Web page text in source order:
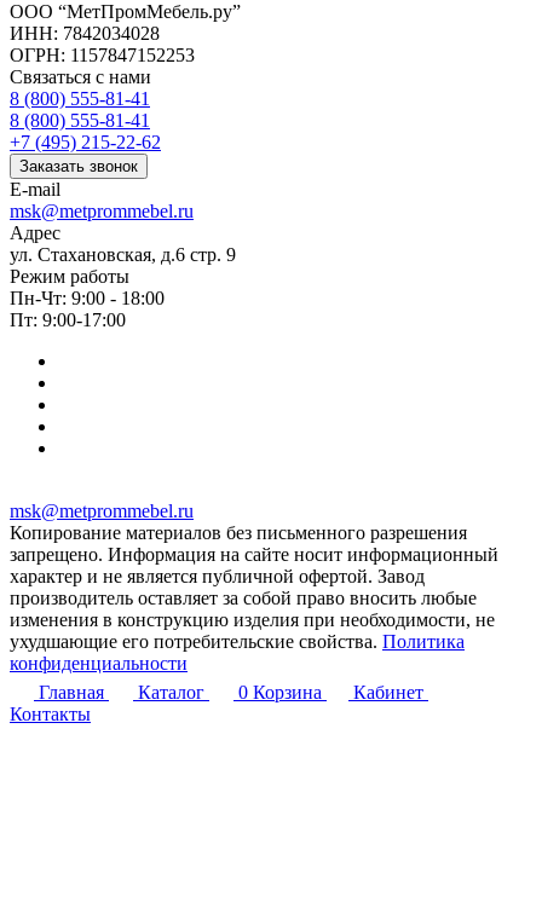
ООО “МетПромМебель.ру”
ИНН: 7842034028
ОГРН: 1157847152253
Связаться с нами
8 (800) 555-81-41
8 (800) 555-81-41
+7 (495) 215-22-62
Заказать звонок
E-mail
msk@metprommebel.ru
Адрес
ул. Стахановская, д.6 стр. 9
Режим работы
Пн-Чт: 9:00 - 18:00
Пт: 9:00-17:00
msk@metprommebel.ru
Копирование материалов без письменного разрешения
запрещено. Информация на сайте носит информационный
характер и не является публичной офертой. Завод
производитель оставляет за собой право вносить любые
изменения в конструкцию изделия при необходимости, не
ухудшающие его потребительские свойства. Политика
конфиденциальности
Главная
Каталог 0 Корзина
Кабинет
Контакты